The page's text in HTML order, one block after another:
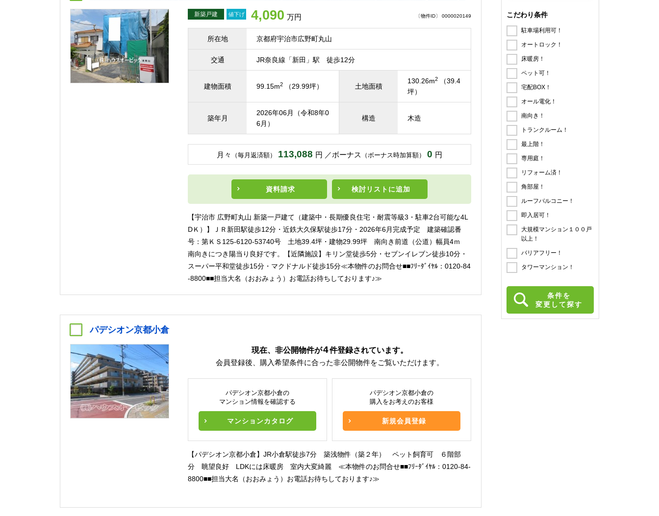
〔物件ID〕 0000020149
新築戸建 値下げ 4,090 万円
所在地 京都府宇治市広野町丸山
交通 JR奈良線「新田」駅 徒歩12分
建物面積 99.15m2 （29.99坪） 土地面積
130.26m2
（39.4
坪）
築年月
2026年06月（令和8年0
6月）
構造 木造
月々 （毎月返済額） 113,088 円 ボーナス （ボーナス時加算額） 0 円
資料請求 検討リスト に追加
【宇治市 広野町丸山 新築一戸建て（建築中・長期優良住宅・耐震等級3・駐車2台可能な4L
DＫ）】ＪＲ新田駅徒歩12分・近鉄大久保駅徒歩17分・2026年6月完成予定 建築確認番
号：第ＫＳ125-6120-53740号 土地39.4坪・建物29.99坪 南向き前道（公道）幅員4ｍ
南向きにつき陽当り良好です。【近隣施設】キリン堂徒歩5分・セブンイレブン徒歩10分・
スーパー平和堂徒歩15分・マクドナルド徒歩15分≪本物件のお問合せ■■ﾌﾘｰﾀﾞｲﾔﾙ：0120-84
-8800■■担当大名（おおみょう）お電話お待ちしております♪≫
パデシオン京都小倉
現在、非公開物件が4件登録されています。
会員登録後、購入希望条件に合った非公開物件をご覧いただけます。
パデシオン京都小倉の
マンション情報を確認する
マンションカタログ
パデシオン京都小倉の
購入をお考えのお客様
新規会員登録
【パデシオン京都小倉】JR小倉駅徒歩7分 築浅物件（築２年） ペット飼育可 ６階部
分 眺望良好 LDKには床暖房 室内大変綺麗 ≪本物件のお問合せ■■ﾌﾘｰﾀﾞｲﾔﾙ：0120-84-
8800■■担当大名（おおみょう）お電話お待ちしております♪≫
こだわり条件
駐車場利用可！
オートロック！
床暖房！
ペット可！
宅配BOX！
オール電化！
南向き！
トランクルーム！
最上階！
専用庭！
リフォーム済！
角部屋！
ルーフバルコニー！
即入居可！
大規模マンション１００戸
以上！
バリアフリー！
タワーマンション！
条件を
変更して探す